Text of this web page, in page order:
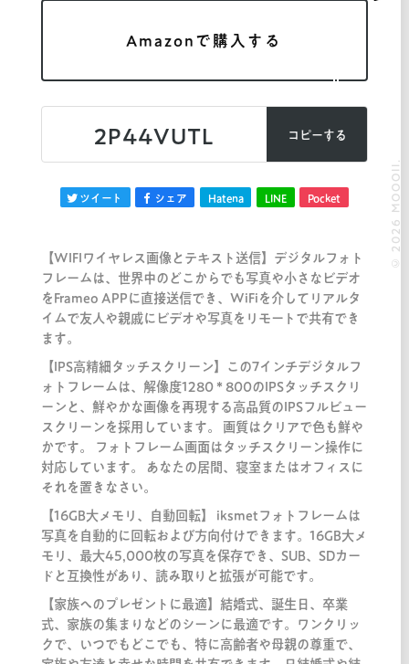
Amazonで購入する
2P44VUTL コピーする
ツイート シェア Hatena LINE Pocket
【WIFIワイヤレス画像とテキスト送信】デジタルフォト
フレームは、世界中のどこからでも写真や小さなビデオ
をFrameo APPに直接送信でき、WiFiを介してリアルタ
イムで友人や親戚にビデオや写真をリモートで共有でき
ます。
【IPS高精細タッチスクリーン】この7インチデジタルフ
ォトフレームは、解像度1280 * 800のIPSタッチスクリ
ーンと、鮮やかな画像を再現する高品質のIPSフルビュー
スクリーンを採用しています。 画質はクリアで色も鮮や
かです。 フォトフレーム画面はタッチスクリーン操作に
対応しています。 あなたの居間、寝室またはオフィスに
それを置きなさい。
【16GB大メモリ、自動回転】 iksmetフォトフレームは
写真を自動的に回転および方向付けできます。16GB大メ
モリ、最大45,000枚の写真を保存でき、SUB、SDカー
ドと互換性があり、読み取りと拡張が可能です。
【家族へのプレゼントに最適】結婚式、誕生日、卒業
式、家族の集まりなどのシーンに最適です。ワンクリッ
クで、いつでもどこでも、特に高齢者や母親の尊重で、
© 2026 MOOOII.